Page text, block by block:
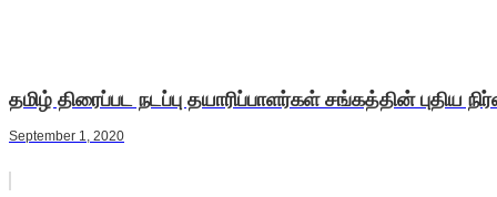
தமிழ் திரைப்பட நடப்பு தயாரிப்பாளர்கள் சங்கத்தின் புதிய
September 1, 2020